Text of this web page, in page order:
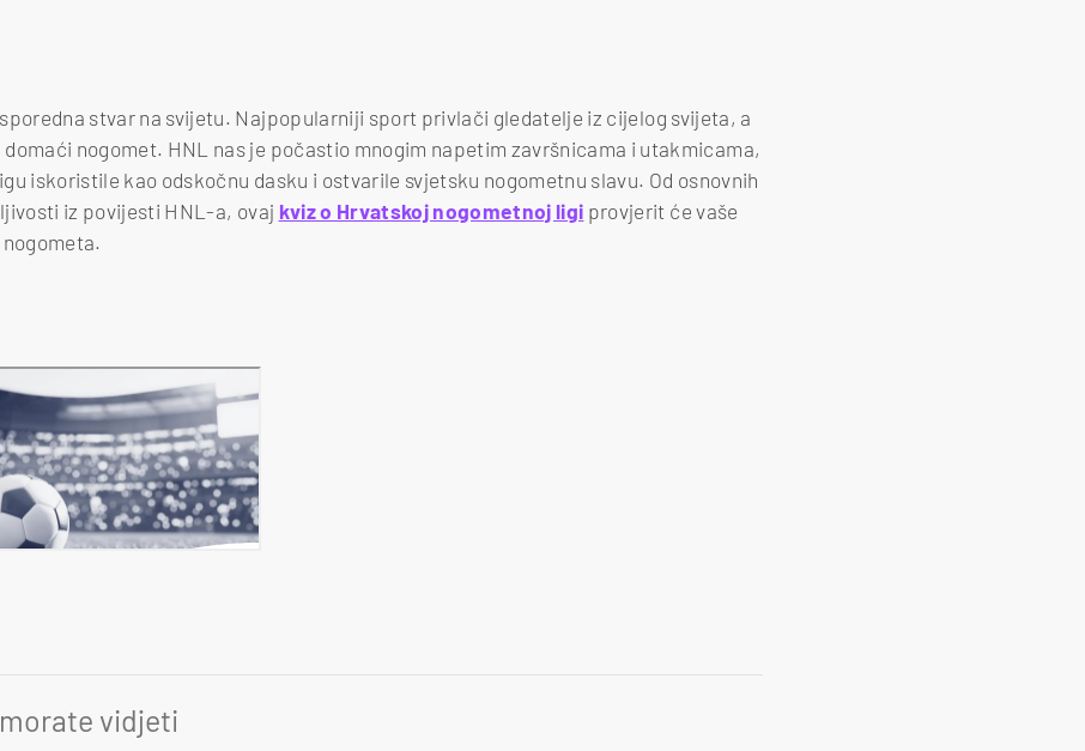
stvar na svijetu. Najpopularniji sport privlači gledatelje iz cijelog svijeta, a
nogomet. HNL nas je počastio mnogim napetim završnicama i utakmicama,
iskoristile kao odskočnu dasku i ostvarile svjetsku nogometnu slavu. Od osnovnih
iz povijesti HNL-a, ovaj kviz o Hrvatskoj nogometnoj ligi provjerit će vaše
vidjeti